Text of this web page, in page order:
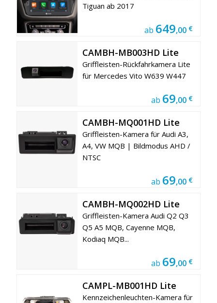
Tiguan ab 2017
ab 649,00 €
CAMBH-MB003HD Lite
Griffleisten-Rückfahrkamera Lite
für Mercedes Vito W639 W447
ab 69,00 €
CAMBH-MQ001HD Lite
Griffleisten-Kamera für Audi A3,
A4, VW MQB | Bildmodus AHD /
NTSC
ab 69,00 €
CAMBH-MQ002HD Lite
Griffleisten-Kamera Audi Q2 Q3
Q5 A5 MQB, Cayenne MQB,
Kodiaq MQB...
ab 69,00 €
CAMPL-MB001HD Lite
Kennzeichenleuchten-Kamera für